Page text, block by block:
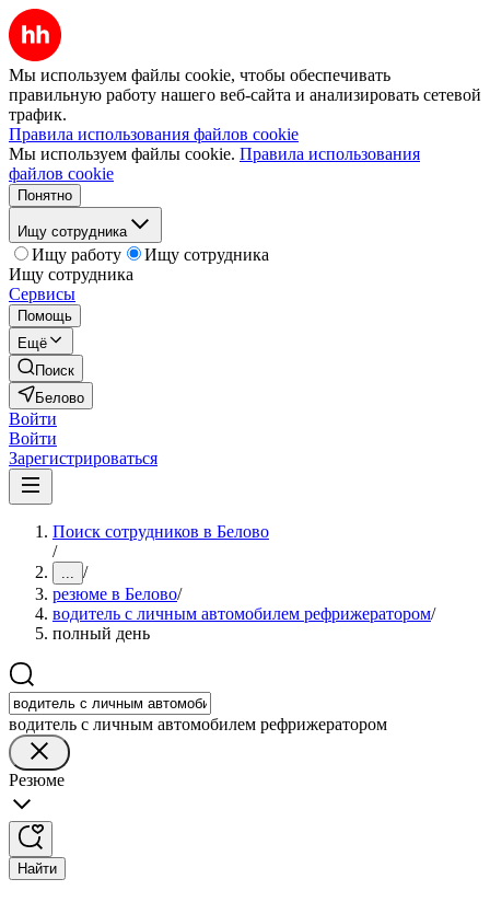
Мы используем файлы cookie, чтобы обеспечивать
правильную работу нашего веб-сайта и анализировать сетевой
трафик.
Правила использования файлов cookie
Мы используем файлы cookie. Правила использования
файлов cookie
Понятно
Ищу сотрудника
Ищу работу
Ищу сотрудника
Ищу сотрудника
Сервисы
Помощь
Ещё
Поиск
Белово
Войти
Войти
Зарегистрироваться
Поиск сотрудников в Белово
/
... /
резюме в Белово/
водитель с личным автомобилем рефрижератором/
полный день
водитель с личным автомобилем рефрижератором
Резюме
Найти